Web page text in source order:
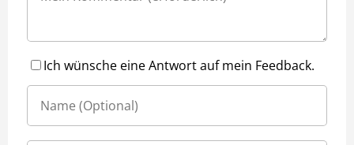
Ich wünsche eine Antwort auf mein Feedback.